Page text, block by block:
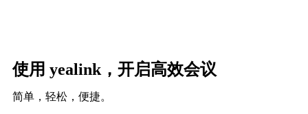
使用 yealink，开启高效会议
简单，轻松，便捷。